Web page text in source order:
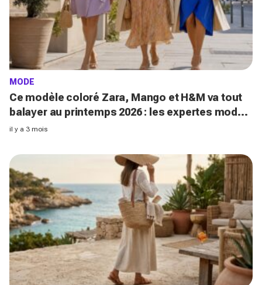
MODE
Ce modèle coloré Zara, Mango et H&M va tout
balayer au printemps 2026 : les expertes mode
s’arrachent déjà cette pièce
il y a 3 mois